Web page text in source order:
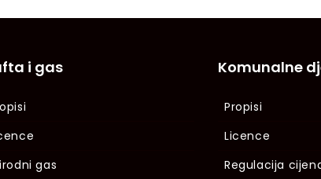
i gas
gas
Komunalne
Propisi
Licence
Regulacija